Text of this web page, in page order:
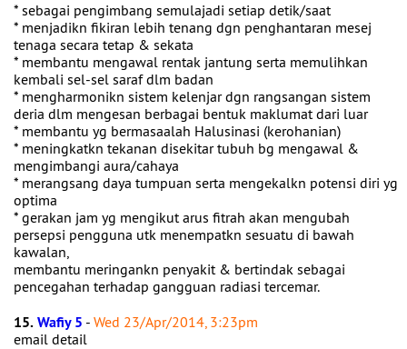
* sebagai pengimbang semulajadi setiap detik/saat
* menjadikn fikiran lebih tenang dgn penghantaran mesej
tenaga secara tetap & sekata
* membantu mengawal rentak jantung serta memulihkan
kembali sel-sel saraf dlm badan
* mengharmonikn sistem kelenjar dgn rangsangan sistem
deria dlm mengesan berbagai bentuk maklumat dari luar
* membantu yg bermasaalah Halusinasi (kerohanian)
* meningkatkn tekanan disekitar tubuh bg mengawal &
mengimbangi aura/cahaya
* merangsang daya tumpuan serta mengekalkn potensi diri yg
optima
* gerakan jam yg mengikut arus fitrah akan mengubah
persepsi pengguna utk menempatkn sesuatu di bawah
kawalan,
membantu meringankn penyakit & bertindak sebagai
pencegahan terhadap gangguan radiasi tercemar.
15.Wafiy 5 - Wed 23/Apr/2014, 3:23pm
email detail